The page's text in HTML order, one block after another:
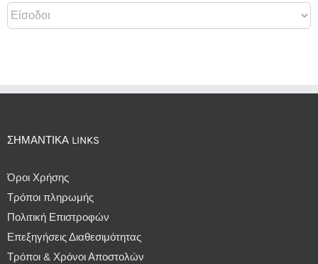
ΣΗΜΑΝΤΙΚΆ LINKS
Όροι Χρήσης
Τρόποι πληρωμής
Πολιτική Επιστροφών
Επεξηγήσεις Διαθεσιμότητας
Τρόποι & Χρόνοι Αποστολών